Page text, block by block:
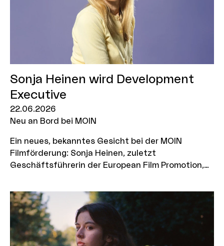
Jahr wieder als Partnerinstitution mit dabei ist.
Sonja Heinen wird Development
Executive
22.06.2026
Neu an Bord bei MOIN
Ein neues, bekanntes Gesicht bei der MOIN
Filmförderung: Sonja Heinen, zuletzt
Geschäftsführerin der European Film Promotion,
der neu geschaffenen Position laufen künftig alle
Fäden zusammen – für eine noch engere
Begleitung der NEST-Stoffe auf ihrem Weg in den
Markt.